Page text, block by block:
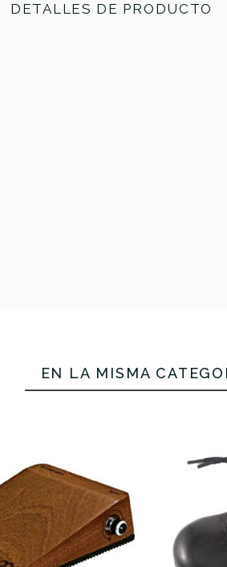
DETALLES DE PRODUCTO
No hay
EN LA MISMA